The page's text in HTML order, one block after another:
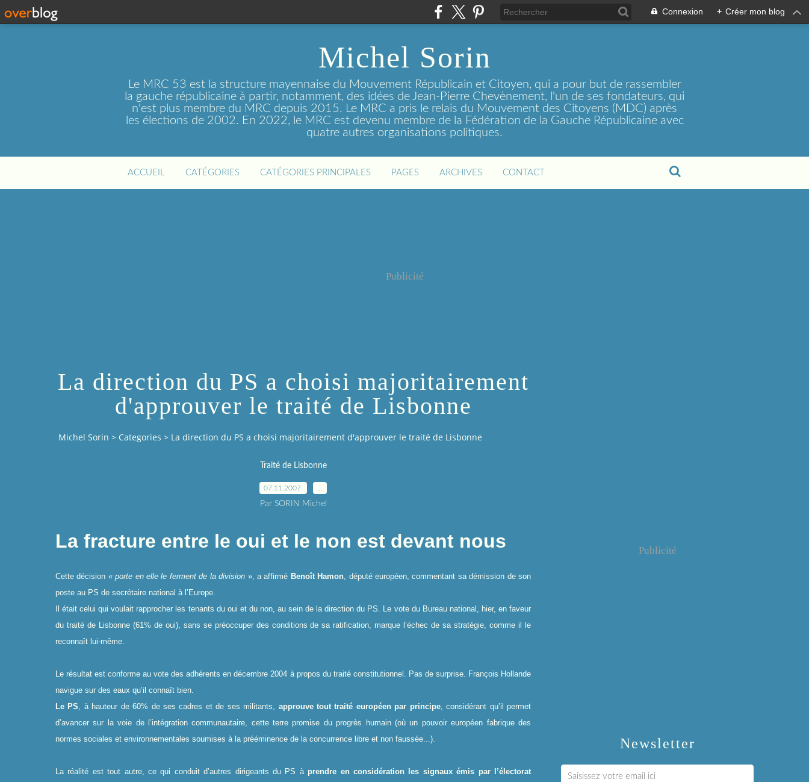
Connexion + Créer mon blog
Michel Sorin
Le MRC 53 est la structure mayennaise du Mouvement Républicain et Citoyen, qui a pour but de rassembler
la gauche républicaine à partir, notamment, des idées de Jean-Pierre Chevènement, l'un de ses fondateurs, qui
n'est plus membre du MRC depuis 2015. Le MRC a pris le relais du Mouvement des Citoyens (MDC) après
les élections de 2002. En 2022, le MRC est devenu membre de la Fédération de la Gauche Républicaine avec
quatre autres organisations politiques.
ACCUEIL CATÉGORIES CATÉGORIES PRINCIPALES PAGES ARCHIVES CONTACT
Publicité
La direction du PS a choisi majoritairement
d'approuver le traité de Lisbonne
Michel Sorin > Categories > La direction du PS a choisi majoritairement d'approuver le traité de Lisbonne
Traité de Lisbonne
07.11.2007
Par SORIN Michel
La fracture entre le oui et le non est devant nous
Cette décision «porte en elle le ferment de la division », a affirmé Benoît Hamon , député européen, commentant sa démission de son
poste au PS de secrétaire national à l’Europe.
Il était celui qui voulait rapprocher les tenants du oui et du non, au sein de la direction du PS. Le vote du Bureau national, hier, en faveur
du traité de Lisbonne (61% de oui), sans se préoccuper des conditions de sa ratification, marque l’échec de sa stratégie, comme il le
reconnaît lui-même.
Le résultat est conforme au vote des adhérents en décembre 2004 à propos du traité constitutionnel. Pas de surprise. François Hollande
navigue sur des eaux qu’il connaît bien.
Le PS , à hauteur de 60% de ses cadres et de ses militants, approuve tout traité européen par principe, considérant qu’il permet
d’avancer sur la voie de l’intégration communautaire, cette terre promise du progrès humain (où un pouvoir européen fabrique des
normes sociales et environnementales soumises à la prééminence de la concurrence libre et non faussée...).
La réalité est tout autre, ce qui conduit d’autres dirigeants du PS à prendre en considération les signaux émis par l’électorat
Newsletter
Publicité